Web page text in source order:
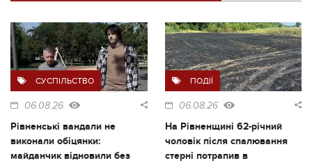
СУСПІЛЬСТВО
06.08.26
Рівненські вандали не
виконали обіцянки:
майданчик відновили без
ПОДІЇ
06.08.26
На Рівненщині 62-річний
чоловік після спалювання
стерні потрапив в